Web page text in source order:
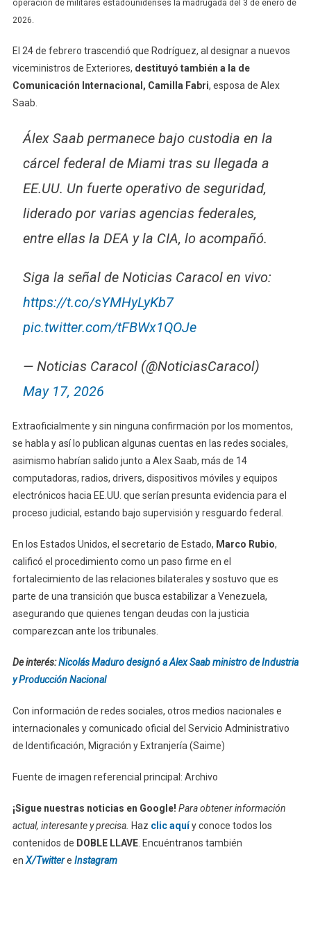
operación de militares estadounidenses la madrugada del 3 de enero de
2026.
El 24 de febrero trascendió que Rodríguez, al designar a nuevos
viceministros de Exteriores, destituyó también a la de
Comunicación Internacional, Camilla Fabri, esposa de Alex
Saab.
Álex Saab permanece bajo custodia en la
cárcel federal de Miami tras su llegada a
EE.UU. Un fuerte operativo de seguridad,
liderado por varias agencias federales,
entre ellas la DEA y la CIA, lo acompañó.
Siga la señal de Noticias Caracol en vivo:
https://t.co/sYMHyLyKb7
pic.twitter.com/tFBWx1QOJe
— Noticias Caracol (@NoticiasCaracol)
May 17, 2026
Extraoficialmente y sin ninguna confirmación por los momentos,
se habla y así lo publican algunas cuentas en las redes sociales,
asimismo habrían salido junto a Alex Saab, más de 14
computadoras, radios, drivers, dispositivos móviles y equipos
electrónicos hacia EE.UU. que serían presunta evidencia para el
proceso judicial, estando bajo supervisión y resguardo federal.
En los Estados Unidos, el secretario de Estado, Marco Rubio,
calificó el procedimiento como un paso firme en el
fortalecimiento de las relaciones bilaterales y sostuvo que es
parte de una transición que busca estabilizar a Venezuela,
asegurando que quienes tengan deudas con la justicia
comparezcan ante los tribunales.
De interés:Nicolás Maduro designó a Alex Saab ministro de Industria
y Producción Nacional
Con información de redes sociales, otros medios nacionales e
internacionales y comunicado oficial del Servicio Administrativo
de Identificación, Migración y Extranjería (Saime)
Fuente de imagen referencial principal: Archivo
¡Sigue nuestras noticias en Google! Para obtener información
actual, interesante y precisa. Haz clic aquíy conoce todos los
contenidos de DOBLE LLAVE. Encuéntranos también
enX/Twittere Instagram